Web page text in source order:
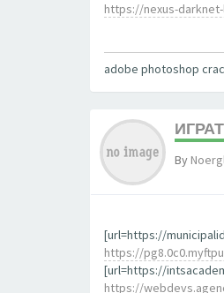
https://nexus-
adobe photoshop
By
[url=https://
https://
[url=https://
https://